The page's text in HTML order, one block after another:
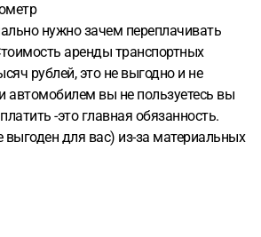
нужно зачем переплачивать
аренды транспортных
рублей, это не выгодно и не
автомобилем вы не пользуетесь вы
-это главная обязанность.
для вас) из-за материальных